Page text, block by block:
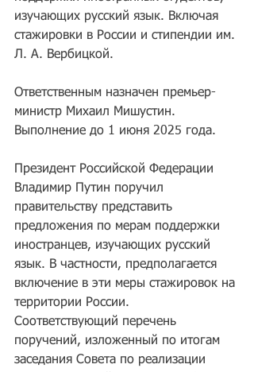
изучающих русский язык. Включая
стажировки в России и стипендии им.
Л. А. Вербицкой.
Ответственным назначен премьер-
министр Михаил Мишустин.
Выполнение до 1 июня 2025 года.
Президент Российской Федерации
Владимир Путин поручил
правительству представить
предложения по мерам поддержки
иностранцев, изучающих русский
язык. В частности, предполагается
включение в эти меры стажировок на
территории России.
Соответствующий перечень
поручений, изложенный по итогам
заседания Совета по реализации